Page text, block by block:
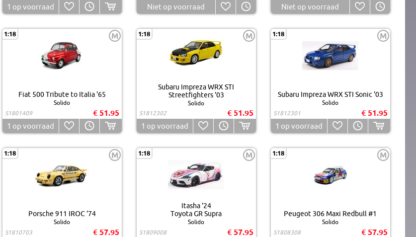
1 op voorraad Niet op voorraad Niet op voorraad
1:18 M
Fiat 500 Tribute to Italia '65
Solido
S1801409
€ 51.95
1 op voorraad
1:18 M
Subaru Impreza WRX STI
Streetfighters '03
Solido
S1812302
€ 51.95
1 op voorraad
1:18 M
Subaru Impreza WRX STI Sonic '03
Solido
S1812301
€ 51.95
1 op voorraad
1:18 M
Porsche 911 IROC '74
Solido
S1810703
€ 57.95
1:18 M
Itasha '24
Toyota GR Supra
Solido
S1809008
€ 57.95
1:18 M
Peugeot 306 Maxi Redbull #1
Solido
S1808308
€ 57.95